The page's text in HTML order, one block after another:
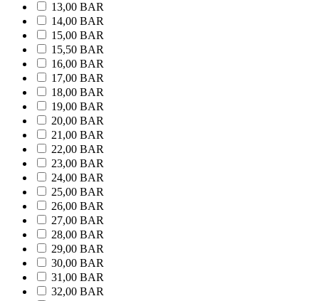
13,00 BAR
14,00 BAR
15,00 BAR
15,50 BAR
16,00 BAR
17,00 BAR
18,00 BAR
19,00 BAR
20,00 BAR
21,00 BAR
22,00 BAR
23,00 BAR
24,00 BAR
25,00 BAR
26,00 BAR
27,00 BAR
28,00 BAR
29,00 BAR
30,00 BAR
31,00 BAR
32,00 BAR